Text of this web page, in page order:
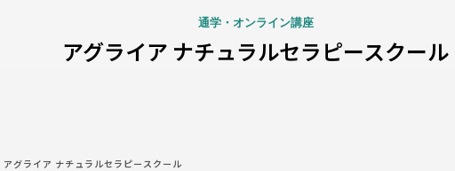
通学・オンライン講座
アグライア ナチュラルセラピースクール
アグライア ナチュラルセラピースクール